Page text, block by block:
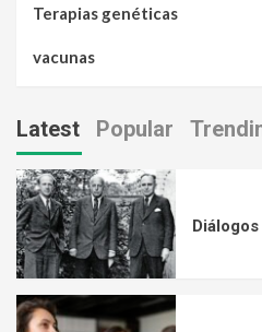
Terapias genéticas
vacunas
Latest Popular